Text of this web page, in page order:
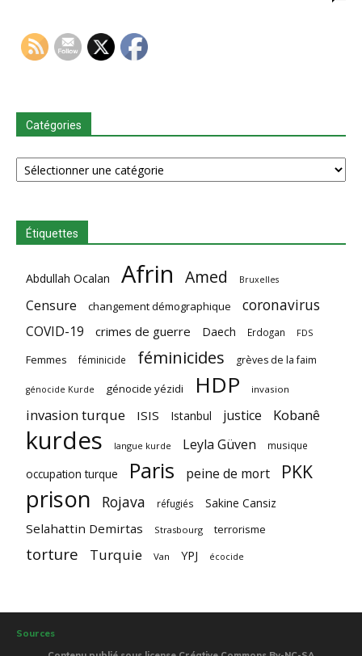
Catégories
Catégories
Étiquettes
Abdullah Ocalan Afrin Amed Bruxelles
Censure changement démographique coronavirus
COVID-19 crimes de guerre Daech Erdogan FDS
Femmes féminicide féminicides grèves de la faim
génocide Kurde génocide yézidi HDP invasion
invasion turque ISIS Istanbul justice Kobanê
kurdes langue kurde Leyla Güven musique
occupation turque Paris peine de mort PKK
prison Rojava réfugiés Sakine Cansiz
Selahattin Demirtas Strasbourg terrorisme
torture Turquie Van YPJ écocide
Sources